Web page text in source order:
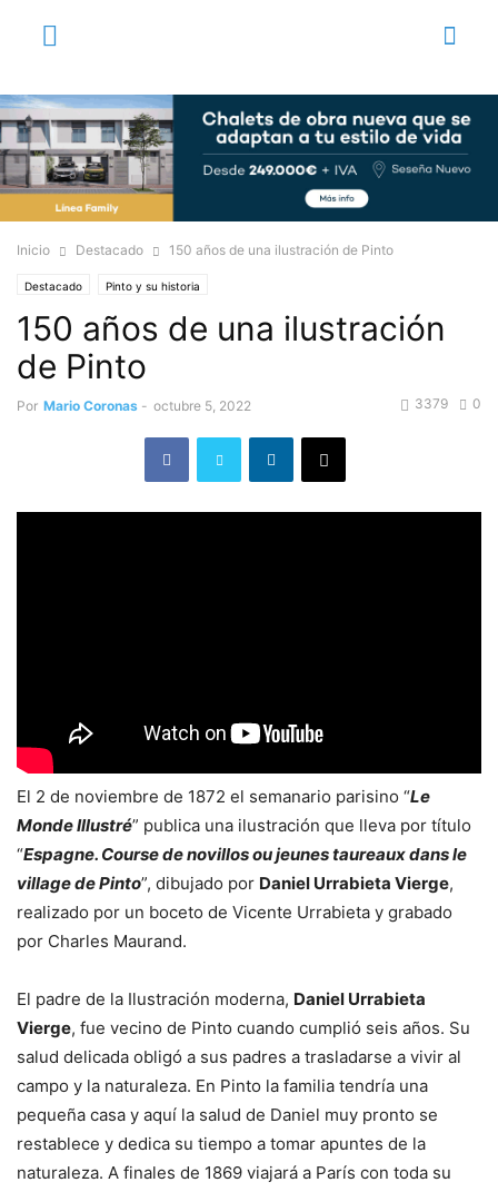
Inicio Destacado 150 años de una ilustración de Pinto
Destacado Pinto y su historia
150 años de una ilustración
de Pinto
Por Mario Coronas - octubre 5, 2022 0
3379
El 2 de noviembre de 1872 el semanario parisino “Le
Monde Illustré” publica una ilustración que lleva por título
“Espagne. Course de novillos ou jeunes taureaux dans le
village de Pinto”, dibujado por Daniel Urrabieta Vierge,
realizado por un boceto de Vicente Urrabieta y grabado
por Charles Maurand.
El padre de la Ilustración moderna, Daniel Urrabieta
Vierge, fue vecino de Pinto cuando cumplió seis años. Su
salud delicada obligó a sus padres a trasladarse a vivir al
campo y la naturaleza. En Pinto la familia tendría una
pequeña casa y aquí la salud de Daniel muy pronto se
restablece y dedica su tiempo a tomar apuntes de la
naturaleza. A finales de 1869 viajará a París con toda su